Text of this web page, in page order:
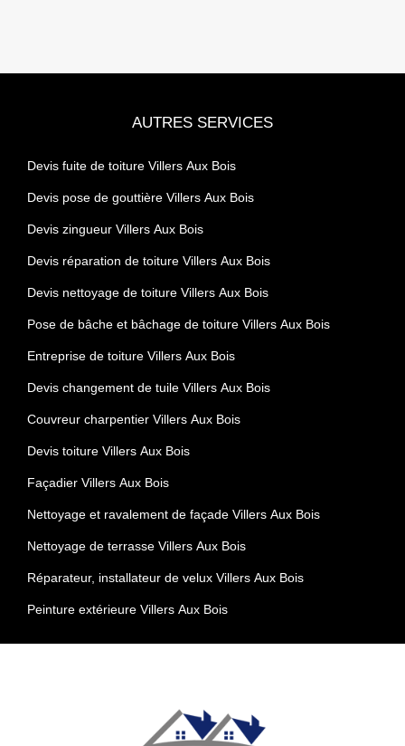
AUTRES SERVICES
Devis fuite de toiture Villers Aux Bois
Devis pose de gouttière Villers Aux Bois
Devis zingueur Villers Aux Bois
Devis réparation de toiture Villers Aux Bois
Devis nettoyage de toiture Villers Aux Bois
Pose de bâche et bâchage de toiture Villers Aux Bois
Entreprise de toiture Villers Aux Bois
Devis changement de tuile Villers Aux Bois
Couvreur charpentier Villers Aux Bois
Devis toiture Villers Aux Bois
Façadier Villers Aux Bois
Nettoyage et ravalement de façade Villers Aux Bois
Nettoyage de terrasse Villers Aux Bois
Réparateur, installateur de velux Villers Aux Bois
Peinture extérieure Villers Aux Bois